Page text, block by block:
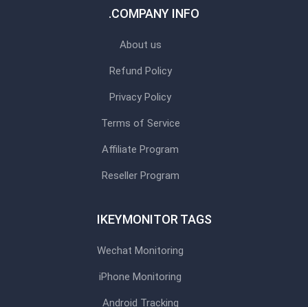
COMPANY INFO.
About us
Refund Policy
Privacy Policy
Terms of Service
Affiliate Program
Reseller Program
IKEYMONITOR TAGS
Wechat Monitoring
iPhone Monitoring
Android Tracking